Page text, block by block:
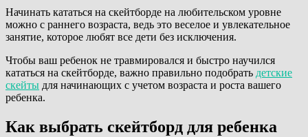
Начинать кататься на скейтборде на любительском уровне
можно с раннего возраста, ведь это веселое и увлекательное
занятие, которое любят все дети без исключения.
Чтобы ваш ребенок не травмировался и быстро научился
кататься на скейтборде, важно правильно подобрать детские
скейты для начинающих с учетом возраста и роста вашего
ребенка.
Как выбрать скейтборд для ребенка